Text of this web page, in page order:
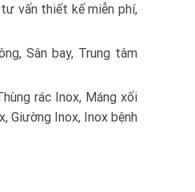
vấn thiết kế miễn phí,
Sân bay, Trung tâm
rác Inox, Máng xối
Giường Inox, Inox bệnh